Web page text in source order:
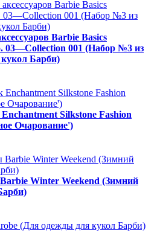
Barbie Basics
03—Collection 001 (Набор №3 из
Барби)
Silkstone Fashion
Очарование')
Winter Weekend (Зимний